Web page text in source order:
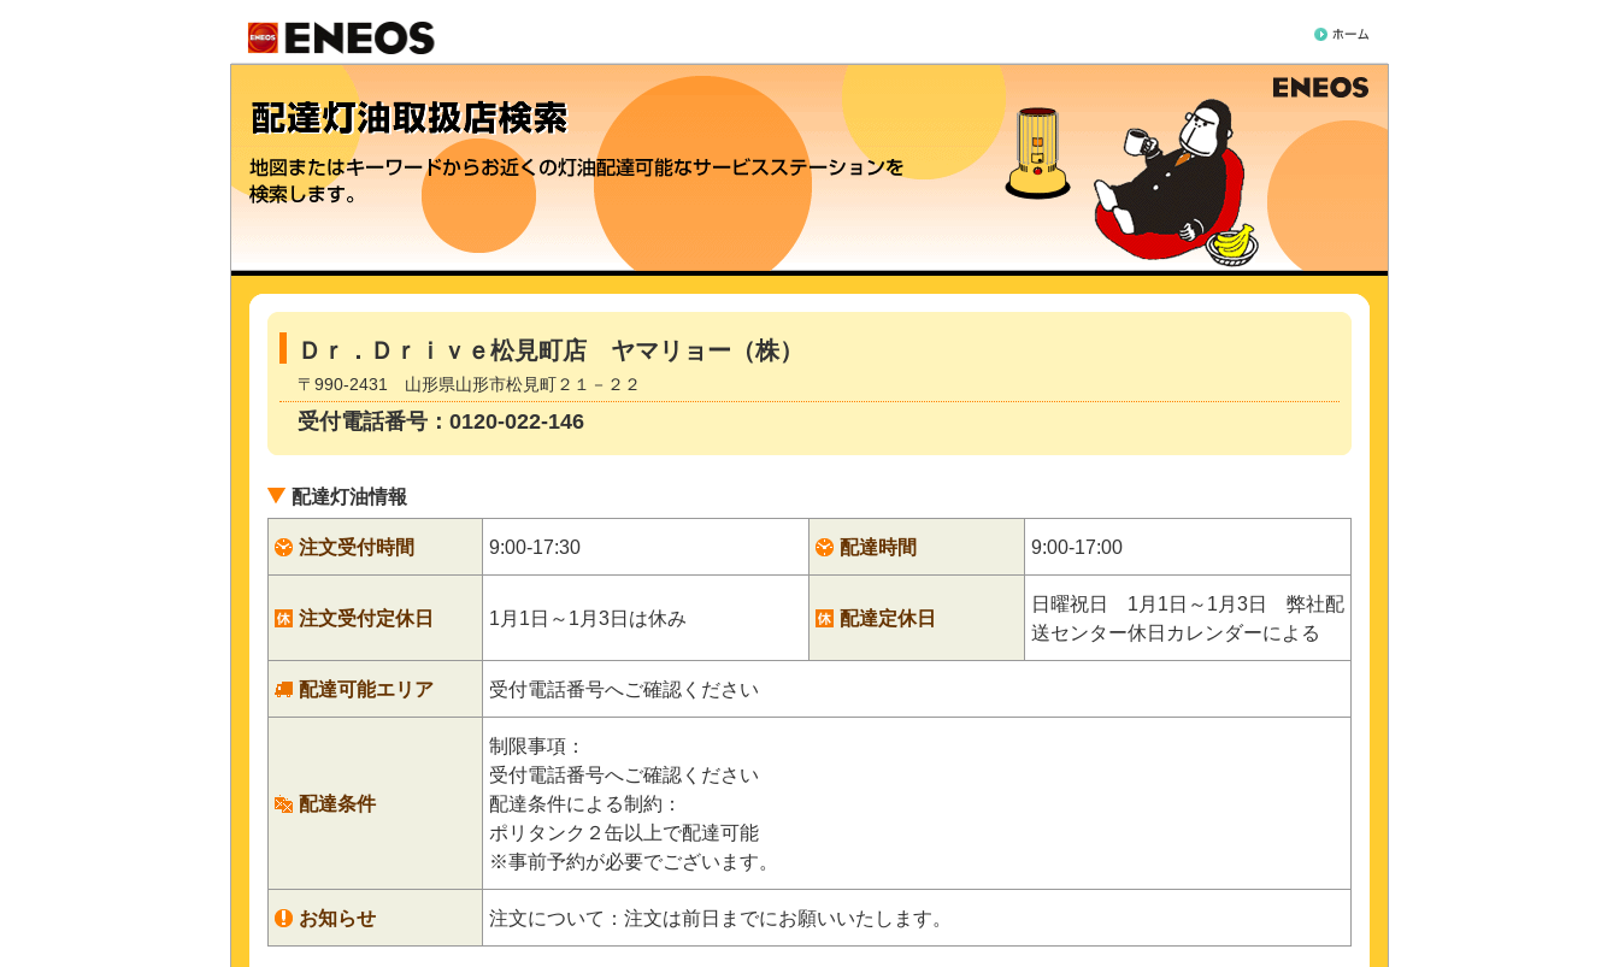
Ｄｒ．Ｄｒｉｖｅ松見町店 ヤマリョー（株）
〒990-2431 山形県山形市松見町２１－２２
受付電話番号：0120-022-146
配達灯油情報
注文受付時間 9:00-17:30 配達時間 9:00-17:00
注文受付定休日 1月1日～1月3日は休み 配達定休日
日曜祝日 1月1日～1月3日 弊社配
送センター休日カレンダーによる
配達可能エリア 受付電話番号へご確認ください
配達条件
制限事項：
受付電話番号へご確認ください
配達条件による制約：
ポリタンク２缶以上で配達可能
※事前予約が必要でございます。
お知らせ 注文について：注文は前日までにお願いいたします。